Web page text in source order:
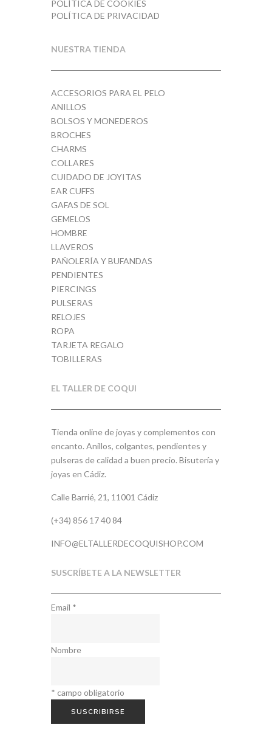
Oro162
Oro Rosa1
Pastel
Plata182
Rojo1
Rosa1
Rosa / Celeste
Turquesa
Verde7
Verde Agua
POLÍTICA DE COOKIES
POLÍTICA DE PRIVACIDAD
NUESTRA TIENDA
ACCESORIOS PARA EL PELO
ANILLOS
BOLSOS Y MONEDEROS
BROCHES
CHARMS
COLLARES
CUIDADO DE JOYITAS
EAR CUFFS
GAFAS DE SOL
GEMELOS
HOMBRE
LLAVEROS
PAÑOLERÍA Y BUFANDAS
PENDIENTES
PIERCINGS
PULSERAS
RELOJES
ROPA
TARJETA REGALO
TOBILLERAS
EL TALLER DE COQUI
Tienda online de joyas y complementos con
encanto. Anillos, colgantes, pendientes y
pulseras de calidad a buen precio. Bisutería y
joyas en Cádiz.
Calle Barrié, 21, 11001 Cádiz
(+34) 856 17 40 84
INFO@ELTALLERDECOQUISHOP.COM
SUSCRÍBETE A LA NEWSLETTER
Email *
Nombre
* campo obligatorio